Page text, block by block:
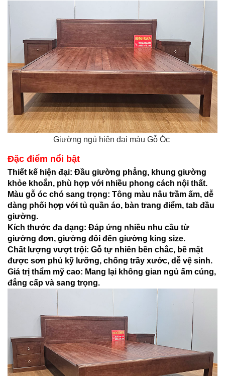
Giường ngủ hiện đại màu Gỗ Óc
Đặc điểm nổi bật
Thiết kế hiện đại: Đầu giường phẳng, khung giường
khỏe khoắn, phù hợp với nhiều phong cách nội thất.
Màu gỗ óc chó sang trọng: Tông màu nâu trầm ấm, dễ
dàng phối hợp với tủ quần áo, bàn trang điểm, tab đầu
giường.
Kích thước đa dạng: Đáp ứng nhiều nhu cầu từ
giường đơn, giường đôi đến giường king size.
Chất lượng vượt trội: Gỗ tự nhiên bền chắc, bề mặt
được sơn phủ kỹ lưỡng, chống trầy xước, dễ vệ sinh.
Giá trị thẩm mỹ cao: Mang lại không gian ngủ ấm cúng,
đẳng cấp và sang trọng.